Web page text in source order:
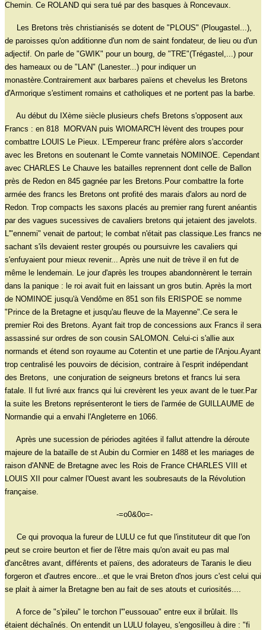
Chemin. Ce ROLAND qui sera tué par des basques à Roncevaux.
Les Bretons très christianisés se dotent de "PLOUS" (Plougastel...),
de paroisses qu'on additionne d'un nom de saint fondateur, de lieu ou d'un
adjectif. On parle de "GWIK" pour un bourg, de "TRE"(Trégastel,...) pour
des hameaux ou de "LAN" (Lanester...) pour indiquer un
monastère.Contrairement aux barbares païens et chevelus les Bretons
d'Armorique s'estiment romains et catholiques et ne portent pas la barbe.
Au début du IXème siècle plusieurs chefs Bretons s'opposent aux
Francs : en 818 MORVAN puis WIOMARC'H lèvent des troupes pour
combattre LOUIS Le Pieux. L'Empereur franc préfère alors s'accorder
avec les Bretons en soutenant le Comte vannetais NOMINOE. Cependant
avec CHARLES Le Chauve les batailles reprennent dont celle de Ballon
près de Redon en 845 gagnée par les Bretons.Pour combattre la forte
armée des francs les Bretons ont profité des marais d'alors au nord de
Redon. Trop compacts les saxons placés au premier rang furent anéantis
par des vagues sucessives de cavaliers bretons qui jetaient des javelots.
L'"ennemi" venait de partout; le combat n'était pas classique.Les francs ne
sachant s'ils devaient rester groupés ou poursuivre les cavaliers qui
s'enfuyaient pour mieux revenir... Après une nuit de trève il en fut de
même le lendemain. Le jour d'après les troupes abandonnèrent le terrain
dans la panique : le roi avait fuit en laissant un gros butin. Après la mort
de NOMINOE jusqu'à Vendôme en 851 son fils ERISPOE se nomme
"Prince de la Bretagne et jusqu'au fleuve de la Mayenne".Ce sera le
premier Roi des Bretons. Ayant fait trop de concessions aux Francs il sera
assassiné sur ordres de son cousin SALOMON. Celui-ci s'allie aux
normands et étend son royaume au Cotentin et une partie de l'Anjou.Ayant
trop centralisé les pouvoirs de décision, contraire à l'esprit indépendant
des Bretons, une conjuration de seigneurs bretons et francs lui sera
fatale. Il fut livré aux francs qui lui crevèrent les yeux avant de le tuer.Par
la suite les Bretons représenteront le tiers de l'armée de GUILLAUME de
Normandie qui a envahi l'Angleterre en 1066.
Après une sucession de périodes agitées il fallut attendre la déroute
majeure de la bataille de st Aubin du Cormier en 1488 et les mariages de
raison d'ANNE de Bretagne avec les Rois de France CHARLES VIII et
LOUIS XII pour calmer l'Ouest avant les soubresauts de la Révolution
française.
-=o0&0o=-
Ce qui provoqua la fureur de LULU ce fut que l'instituteur dit que l'on
peut se croire beurton et fier de l'être mais qu'on avait eu pas mal
d'ancêtres avant, différents et païens, des adorateurs de Taranis le dieu
forgeron et d'autres encore...et que le vrai Breton d'nos jours c'est celui qui
se plait à aimer la Bretagne ben au fait de ses atouts et curiosités....
A force de "s'pileu" le torchon l'"eussouao" entre eux il brûlait. Ils
étaient déchaînés. On entendit un LULU folayeu, s'engosilleu à dire : "fi